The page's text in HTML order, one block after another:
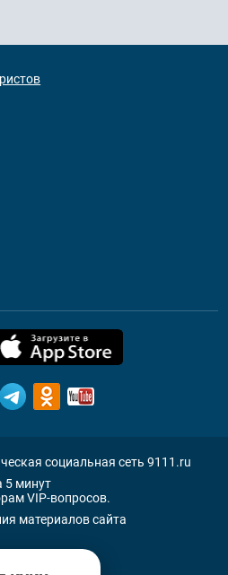
социальная сеть 9111.ru
5 минут
VIP-вопросов.
материалов сайта